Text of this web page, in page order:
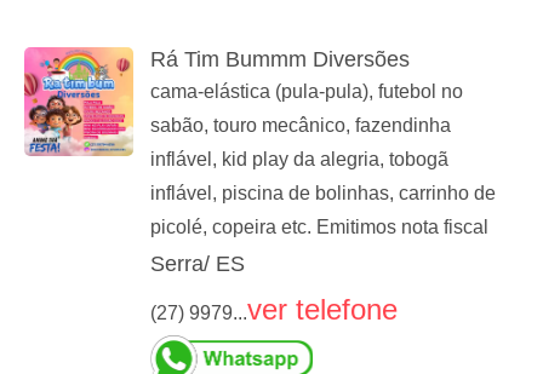
Rá Tim Bummm Diversões
cama-elástica (pula-pula), futebol no
sabão, touro mecânico, fazendinha
inflável, kid play da alegria, tobogã
inflável, piscina de bolinhas, carrinho de
picolé, copeira etc. Emitimos nota fiscal
Serra/ ES
(27) 9979...ver telefone